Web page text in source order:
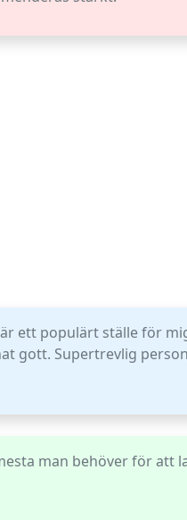
ett populärt ställe för
gott. Supertrevlig
man behöver för att